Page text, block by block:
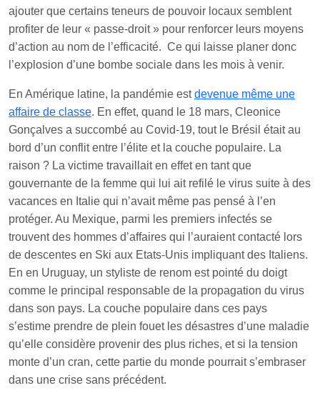
ajouter que certains teneurs de pouvoir locaux semblent
profiter de leur « passe-droit » pour renforcer leurs moyens
d’action au nom de l’efficacité. Ce qui laisse planer donc
l’explosion d’une bombe sociale dans les mois à venir.
En Amérique latine, la pandémie estdevenue même une
affaire de classe. En effet, quand le 18 mars, Cleonice
Gonçalves a succombé au Covid-19, tout le Brésil était au
bord d’un conflit entre l’élite et la couche populaire. La
raison ? La victime travaillait en effet en tant que
gouvernante de la femme qui lui ait refilé le virus suite à des
vacances en Italie qui n’avait même pas pensé à l’en
protéger. Au Mexique, parmi les premiers infectés se
trouvent des hommes d’affaires qui l’auraient contacté lors
de descentes en Ski aux Etats-Unis impliquant des Italiens.
En en Uruguay, un styliste de renom est pointé du doigt
comme le principal responsable de la propagation du virus
dans son pays. La couche populaire dans ces pays
s’estime prendre de plein fouet les désastres d’une maladie
qu’elle considère provenir des plus riches, et si la tension
monte d’un cran, cette partie du monde pourrait s’embraser
dans une crise sans précédent.